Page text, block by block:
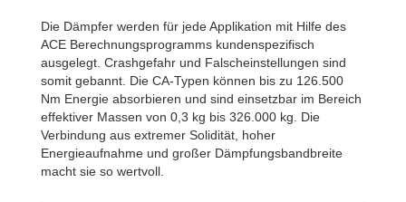
Die Dämpfer werden für jede Applikation mit Hilfe des
ACE Berechnungsprogramms kundenspezifisch
ausgelegt. Crashgefahr und Falscheinstellungen sind
somit gebannt. Die CA-Typen können bis zu 126.500
Nm Energie absorbieren und sind einsetzbar im Bereich
effektiver Massen von 0,3 kg bis 326.000 kg. Die
Verbindung aus extremer Solidität, hoher
Energieaufnahme und großer Dämpfungsbandbreite
macht sie so wertvoll.